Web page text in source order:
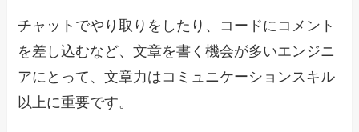
チャットでやり取りをしたり、コードにコメント
を差し込むなど、文章を書く機会が多いエンジニ
アにとって、文章力はコミュニケーションスキル
以上に重要です。